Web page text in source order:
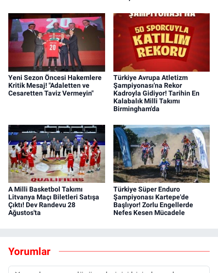
Yeni Sezon Öncesi Hakemlere
Kritik Mesaj! "Adaletten ve
Cesaretten Taviz Vermeyin"
Türkiye Avrupa Atletizm
Şampiyonası'na Rekor
Kadroyla Gidiyor! Tarihin En
Kalabalık Milli Takımı
Birmingham'da
A Milli Basketbol Takımı
Litvanya Maçı Biletleri Satışa
Çıktı! Dev Randevu 28
Ağustos'ta
Türkiye Süper Enduro
Şampiyonası Kartepe'de
Başlıyor! Zorlu Engellerde
Nefes Kesen Mücadele
Yorumlar